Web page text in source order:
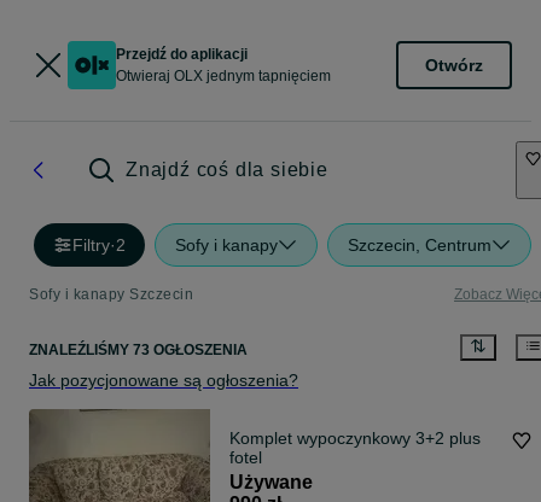
Przejdź do aplikacji
Otwieraj OLX jednym tapnięciem
Otwórz
Znajdź coś dla siebie
Filtry·2 Sofy i kanapy Szczecin, Centrum
Sofy i kanapy Szczecin Zobacz
ZNALEŹLIŚMY 73 OGŁOSZENIA
Jak pozycjonowane są ogłoszenia?
Komplet wypoczynkowy 3+2 plus
fotel
Używane